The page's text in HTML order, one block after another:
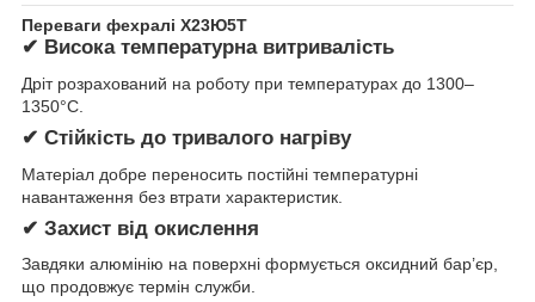
Переваги фехралі Х23Ю5Т
✔ Висока температурна витривалість
Дріт розрахований на роботу при температурах до 1300–
1350°C.
✔ Стійкість до тривалого нагріву
Матеріал добре переносить постійні температурні
навантаження без втрати характеристик.
✔ Захист від окислення
Завдяки алюмінію на поверхні формується оксидний бар’єр,
що продовжує термін служби.